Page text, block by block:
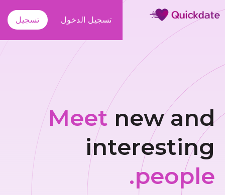
تسجيل الدخول تسجيل
Meetnew and
interesting
people.